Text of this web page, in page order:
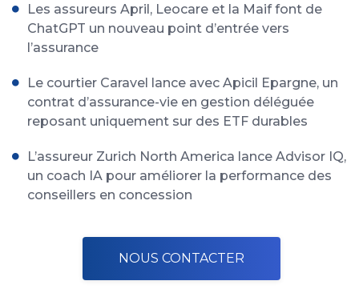
Les assureurs April, Leocare et la Maif font de
ChatGPT un nouveau point d’entrée vers
l’assurance
Le courtier Caravel lance avec Apicil Epargne, un
contrat d’assurance-vie en gestion déléguée
reposant uniquement sur des ETF durables
L’assureur Zurich North America lance Advisor IQ,
un coach IA pour améliorer la performance des
conseillers en concession
NOUS CONTACTER